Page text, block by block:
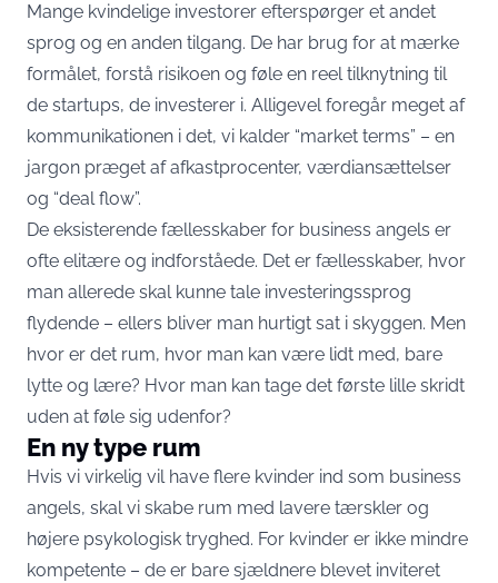
Mange kvindelige investorer efterspørger et andet
sprog og en anden tilgang. De har brug for at mærke
formålet, forstå risikoen og føle en reel tilknytning til
de startups, de investerer i. Alligevel foregår meget af
kommunikationen i det, vi kalder “market terms” – en
jargon præget af afkastprocenter, værdiansættelser
og “deal flow”.
De eksisterende fællesskaber for business angels er
ofte elitære og indforståede. Det er fællesskaber, hvor
man allerede skal kunne tale investeringssprog
flydende – ellers bliver man hurtigt sat i skyggen. Men
hvor er det rum, hvor man kan være lidt med, bare
lytte og lære? Hvor man kan tage det første lille skridt
uden at føle sig udenfor?
En ny type rum
Hvis vi virkelig vil have flere kvinder ind som business
angels, skal vi skabe rum med lavere tærskler og
højere psykologisk tryghed. For kvinder er ikke mindre
kompetente – de er bare sjældnere blevet inviteret